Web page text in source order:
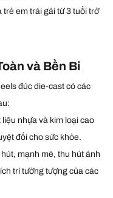
trẻ em trái gái từ 3 tuổi trở
và Bền Bỉ
đúc die-cast có các
nhựa và kim loại cao
đối cho sức khỏe.
mạnh mẽ, thu hút ánh
trí tưởng tượng của các